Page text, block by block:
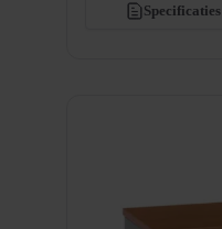
Specificaties